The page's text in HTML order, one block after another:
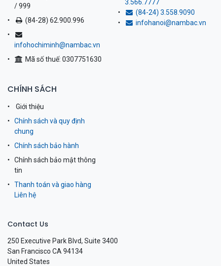
/ 999
(84-28) 62.900.996
infohochiminh@nambac.vn
Mã số thuế: 0307751630
3.566.7777
(84-24) 3.558.9090
infohanoi@nambac.vn
CHÍNH SÁCH
Giới thiệu
Chính sách và quy định
chung
Chính sách bảo hành
Chính sách bảo mật thông
tin
Thanh toán và giao hàng
Liên hệ
Contact Us
250 Executive Park Blvd, Suite 3400
San Francisco CA 94134
United States